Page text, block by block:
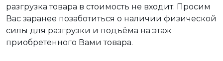
разгрузка товара в стоимость не входит. Просим
Вас заранее позаботиться о наличии физической
силы для разгрузки и подъёма на этаж
приобретенного Вами товара.